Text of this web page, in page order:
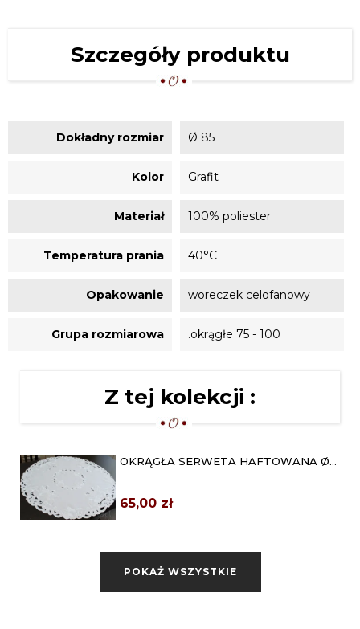
Szczegóły produktu
Dokładny rozmiar Ø 85
Kolor Grafit
Materiał 100% poliester
Temperatura prania 40°C
Opakowanie woreczek celofanowy
Grupa rozmiarowa .okrągłe 75 - 100
Z tej kolekcji :
OKRĄGŁA SERWETA HAFTOWANA Ø
65,00 zł
69,00 zł
POKAŻ WSZYSTKIE